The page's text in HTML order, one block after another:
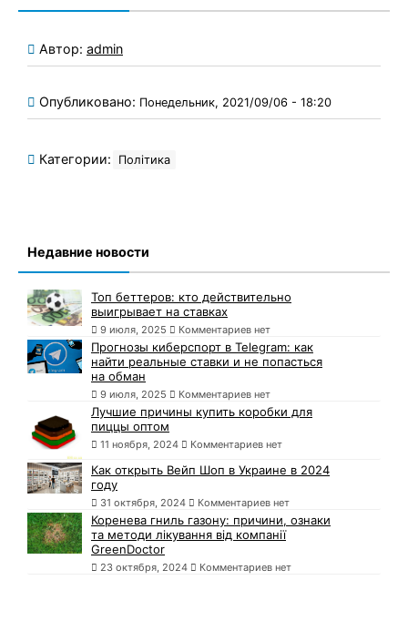
Автор: admin
Опубликовано: Понедельник, 2021/09/06 - 18:20
Категории: Політика
Недавние новости
Топ беттеров: кто действительно
выигрывает на ставках
9 июля, 2025 Комментариев нет
Прогнозы киберспорт в Telegram: как
найти реальные ставки и не попасться
на обман
9 июля, 2025 Комментариев нет
Лучшие причины купить коробки для
пиццы оптом
11 ноября, 2024 Комментариев нет
Как открыть Вейп Шоп в Украине в 2024
году
31 октября, 2024 Комментариев нет
Коренева гниль газону: причини, ознаки
та методи лікування від компанії
GreenDoctor
23 октября, 2024 Комментариев нет